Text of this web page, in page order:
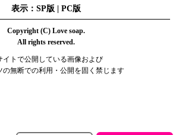
表示：SP版 | PC版
Copyright (C) Love soap.
All rights reserved.
イトで公開している画像および
の無断での利用・公開を固く禁じます